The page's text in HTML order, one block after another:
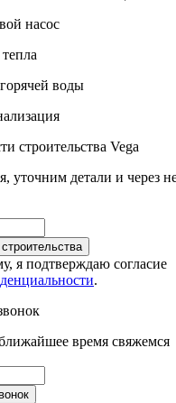
насос
воды
строительства Vega
уточним детали и через
я подтверждаю согласие
.
время свяжемся